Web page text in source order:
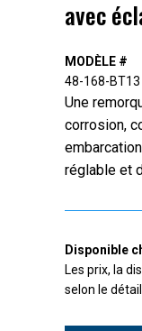
avec
MODÈLE #
48-168-BT13
Une
corrosion,
réglable et
Disponible
Les prix, la
selon le